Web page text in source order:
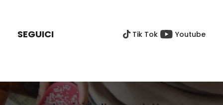
G
SEGUICI Tik Tok Youtube